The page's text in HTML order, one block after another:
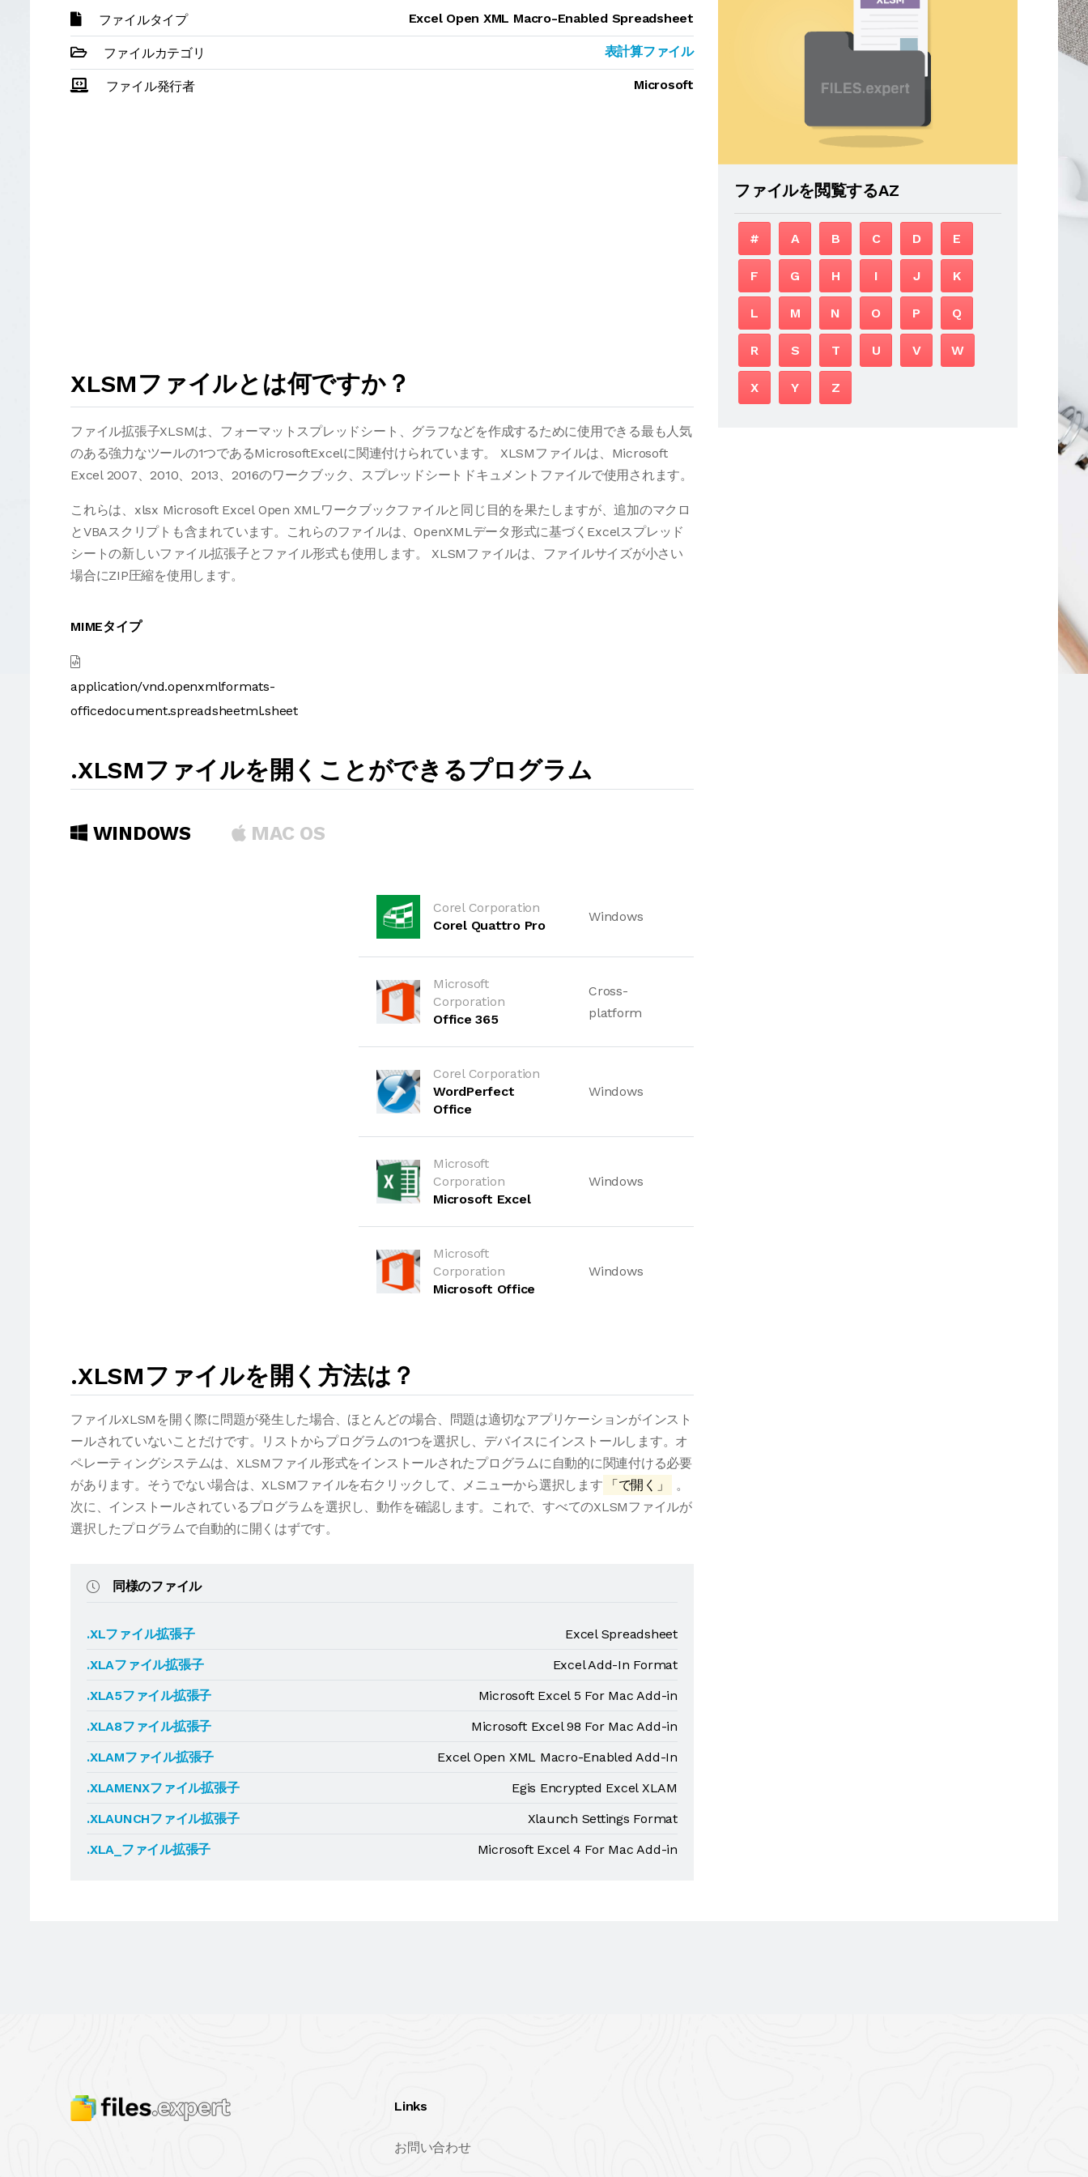
ファイルタイプ Excel Open XML Macro-Enabled Spreadsheet
ファイルカテゴリ 表計算ファイル
ファイル発行者 Microsoft
XLSMファイルとは何ですか？
ファイル拡張子XLSMは、フォーマットスプレッドシート、グラフなどを作成するために使用できる最も人気
のある強力なツールの1つであるMicrosoftExcelに関連付けられています。 XLSMファイルは、Microsoft
Excel 2007、2010、2013、2016のワークブック、スプレッドシートドキュメントファイルで使用されます。
これらは、xlsx Microsoft Excel Open XMLワークブックファイルと同じ目的を果たしますが、追加のマクロ
とVBAスクリプトも含まれています。これらのファイルは、OpenXMLデータ形式に基づくExcelスプレッド
シートの新しいファイル拡張子とファイル形式も使用します。 XLSMファイルは、ファイルサイズが小さい
場合にZIP圧縮を使用します。
MIMEタイプ
application/vnd.openxmlformats-
officedocument.spreadsheetml.sheet
.XLSMファイルを開くことができるプログラム
WINDOWS MAC OS
Corel Corporation
Corel Quattro Pro
Windows
Microsoft
Corporation
Office 365
Cross-
platform
Corel Corporation
WordPerfect
Office
Windows
Microsoft
Corporation
Microsoft Excel
Windows
Microsoft
Corporation
Microsoft Office
Windows
.XLSMファイルを開く方法は？
ファイルXLSMを開く際に問題が発生した場合、ほとんどの場合、問題は適切なアプリケーションがインスト
ールされていないことだけです。リストからプログラムの1つを選択し、デバイスにインストールします。オ
ペレーティングシステムは、XLSMファイル形式をインストールされたプログラムに自動的に関連付ける必要
があります。そうでない場合は、XLSMファイルを右クリックして、メニューから選択します
「で開く」
。
次に、インストールされているプログラムを選択し、動作を確認します。これで、すべてのXLSMファイルが
選択したプログラムで自動的に開くはずです。
同様のファイル
.XLファイル拡張子
Excel Spreadsheet
.XLAファイル拡張子
Excel Add-In Format
.XLA5ファイル拡張子
Microsoft Excel 5 For Mac Add-in
.XLA8ファイル拡張子
Microsoft Excel 98 For Mac Add-in
.XLAMファイル拡張子
Excel Open XML Macro-Enabled Add-In
.XLAMENXファイル拡張子
Egis Encrypted Excel XLAM
.XLAUNCHファイル拡張子
Xlaunch Settings Format
.XLA_ファイル拡張子
Microsoft Excel 4 For Mac Add-in
ファイルを閲覧するAZ
# A B C D E
F G H I J K
L M N O P Q
R S T U V W
X Y Z
Links
お問い合わせ